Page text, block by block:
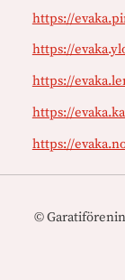
https://
https://
https://
https://
https://
©